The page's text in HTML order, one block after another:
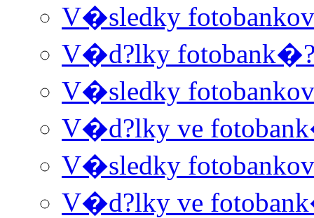
V�sledky
V�d?lky
V�sledky
V�d?lky ve
V�sledky
V�d?lky ve